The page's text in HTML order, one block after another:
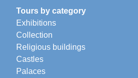
Tours by category
Exhibitions
Collection
Religious buildings
Castles
Palaces